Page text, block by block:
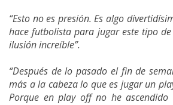
“Esto no es presión. Es algo
hace futbolista para jugar este tipo
ilusión increíble”.
“Después de lo pasado el fin de
más a la cabeza lo que es jugar un
Porque en play off no he ascendido